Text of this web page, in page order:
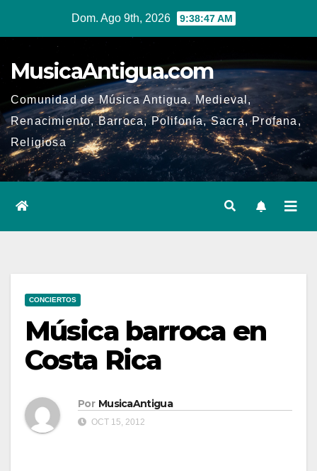
Dom. Ago 9th, 2026 9:38:47 AM
MusicaAntigua.com
Comunidad de Música Antigua. Medieval,
Renacimiento, Barroca, Polifonía, Sacra, Profana,
Religiosa
CONCIERTOS
Música barroca en
Costa Rica
Por MusicaAntigua
OCT 15, 2012